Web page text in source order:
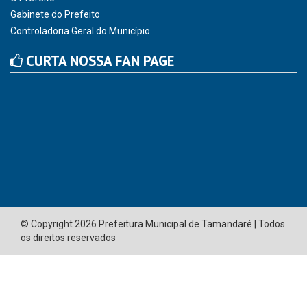
CNPJ: 01.596.018/0001-60
000
Vice Prefeito
O Prefeito
Gabinete do Prefeito
Controladoria Geral do Município